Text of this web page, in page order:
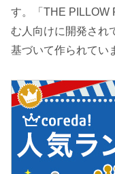
す。「THE PILLOW
む人向けに開発され
基づいて作られてい